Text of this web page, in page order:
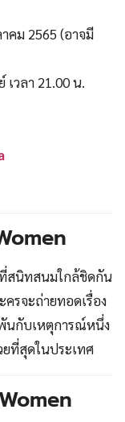
คม 2565 (อาจมี
เวลา 21.00 น.
ที่สนิทสนมใกล้ชิดกัน
รจะถ่ายทอดเรื่อง
นกับเหตุการณ์หนึ่ง
ที่สุดในประเทศ